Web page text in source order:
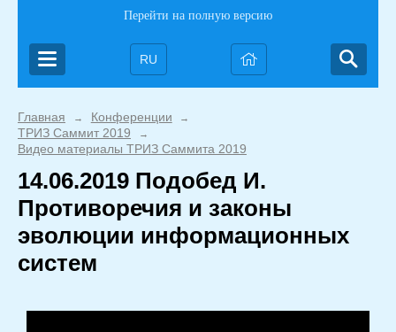
Перейти на полную версию
RU
Главная → Конференции →
ТРИЗ Саммит 2019 →
Видео материалы ТРИЗ Саммита 2019
14.06.2019 Подобед И.
Противоречия и законы
эволюции информационных
систем